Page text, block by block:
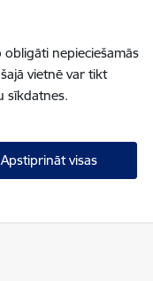
nepieciešamās
vietnē var tikt
sīkdatnes.
Apstiprināt visas